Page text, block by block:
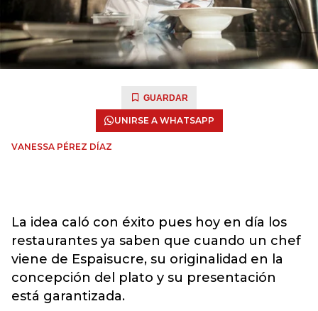
GUARDAR
UNIRSE A WHATSAPP
VANESSA PÉREZ DÍAZ
La idea caló con éxito pues hoy en día los
restaurantes ya saben que cuando un chef
viene de Espaisucre, su originalidad en la
concepción del plato y su presentación
está garantizada.